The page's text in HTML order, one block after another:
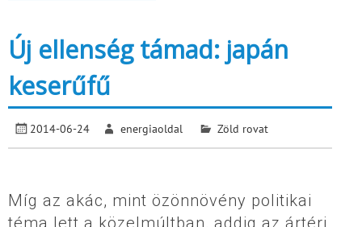
Új ellenség támad: japán
keserűfű
2014-06-24 energiaoldal Zöld rovat
Míg az akác, mint özönnövény politikai